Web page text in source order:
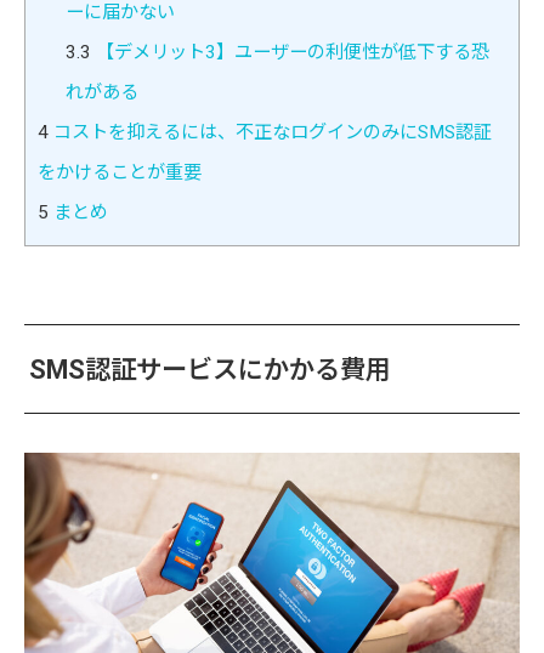
ーに届かない
3.3 【デメリット3】ユーザーの利便性が低下する恐
れがある
4 コストを抑えるには、不正なログインのみにSMS認証
をかけることが重要
5 まとめ
SMS認証サービスにかかる費用